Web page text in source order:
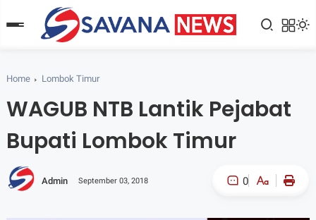
Home Lombok Timur
WAGUB NTB Lantik Pejabat
Bupati Lombok Timur
Admin September 03, 2018 0